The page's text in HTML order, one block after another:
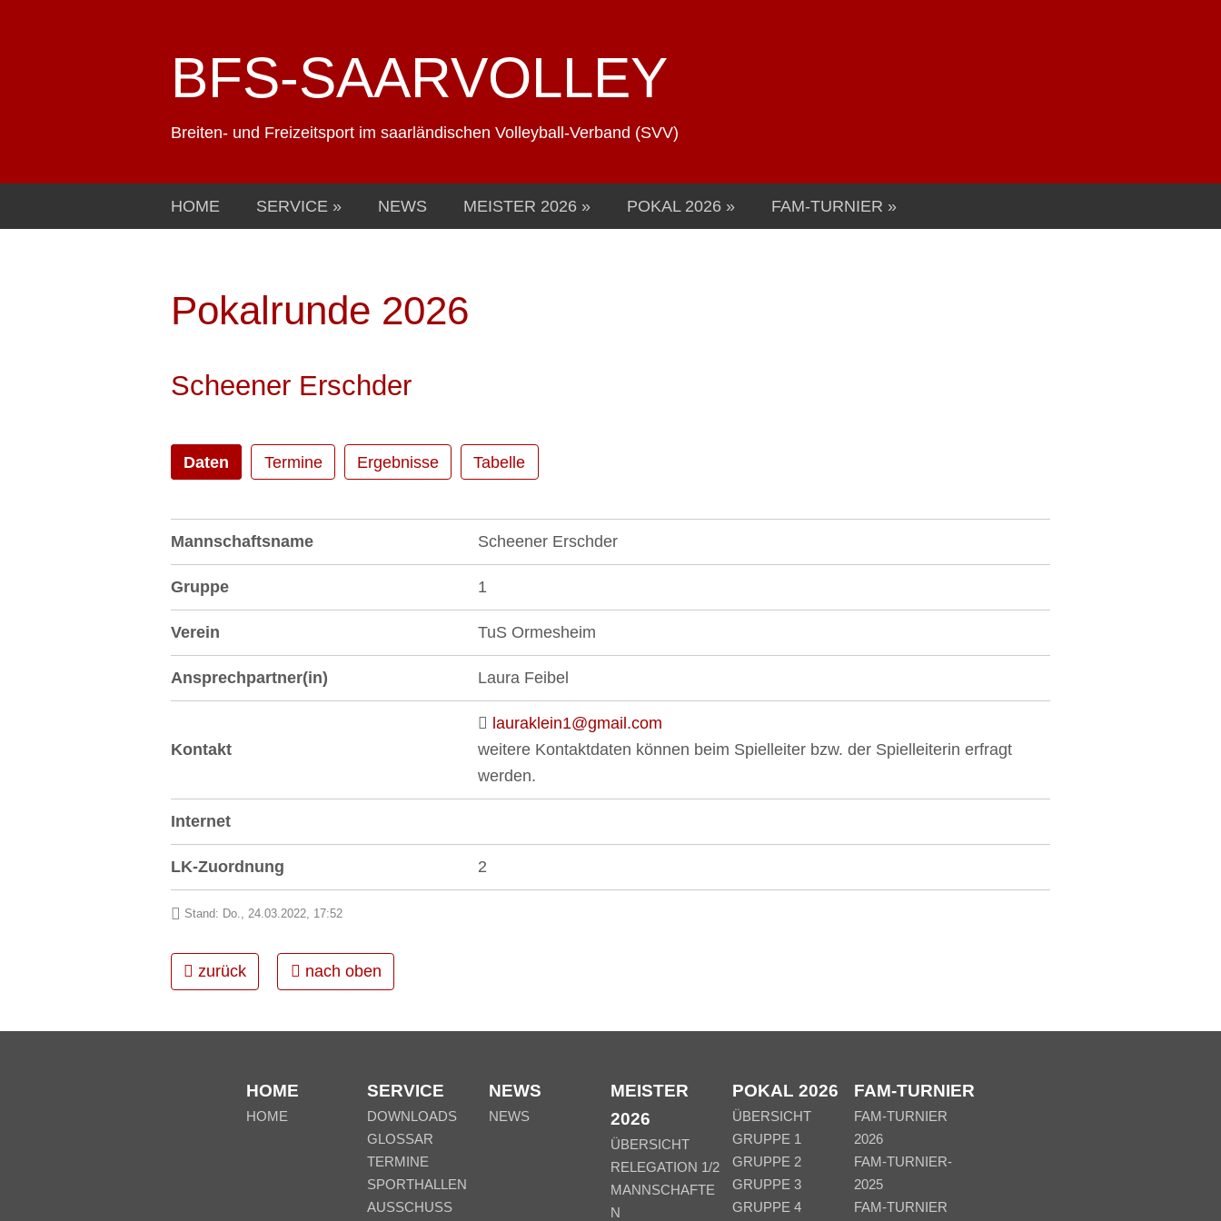
BFS-SAARVOLLEY
Breiten- und Freizeitsport im saarländischen Volleyball-Verband (SVV)
HOME SERVICE NEWS MEISTER 2026 POKAL 2026 FAM-TURNIER
Pokalrunde 2026
Scheener Erschder
Daten Termine Ergebnisse Tabelle
Mannschaftsname Scheener Erschder
Gruppe 1
Verein TuS Ormesheim
Ansprechpartner(in) Laura Feibel
Kontakt
lauraklein1@gmail.com
weitere Kontaktdaten können beim Spielleiter bzw. der Spielleiterin erfragt
werden.
Internet
LK-Zuordnung 2
Stand: Do., 24.03.2022, 17:52
zurück nach oben
HOME
HOME
SERVICE
DOWNLOADS
GLOSSAR
TERMINE
SPORTHALLEN
AUSSCHUSS
NEWS
NEWS
MEISTER
2026
ÜBERSICHT
RELEGATION 1/2
MANNSCHAFTE
N
POKAL 2026
ÜBERSICHT
GRUPPE 1
GRUPPE 2
GRUPPE 3
GRUPPE 4
FAM-TURNIER
FAM-TURNIER
2026
FAM-TURNIER-
2025
FAM-TURNIER